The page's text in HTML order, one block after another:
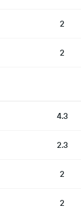
2
2
4.3
2.3
2
2